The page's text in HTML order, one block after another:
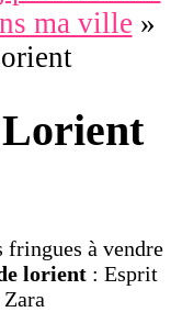
ma ville »
fringues à vendre
lorient: Esprit